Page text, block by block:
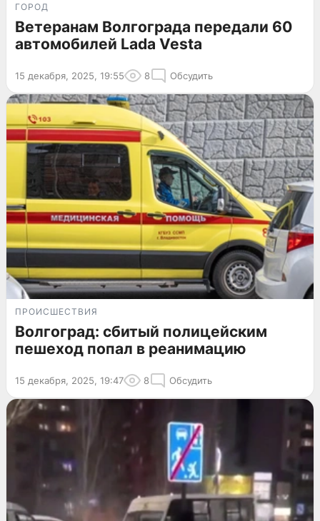
ГОРОД
Ветеранам Волгограда передали 60
автомобилей Lada Vesta
15 декабря, 2025, 19:55 8 Обсудить
ПРОИСШЕСТВИЯ
Волгоград: сбитый полицейским
пешеход попал в реанимацию
15 декабря, 2025, 19:47 8 Обсудить